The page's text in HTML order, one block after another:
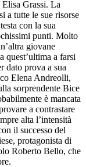
Grassi. La
a tutte le sue risorse
con la sua
punti. Molto
giovane
quest’ultima a farsi
dato prova a sua
Elena Andreolli,
sorprendente Bice
è mancata
a contrastare
alta l’intensità
il successo del
protagonista di
Roberto Bello, che